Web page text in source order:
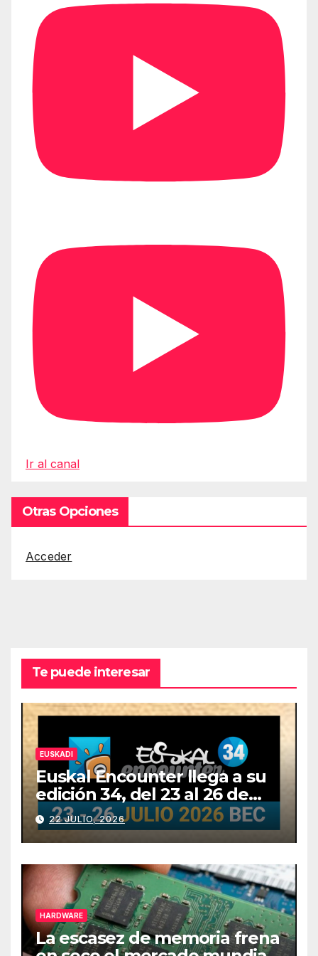
Ir al canal
Otras Opciones
Acceder
Te puede interesar
EUSKADI
Euskal Encounter llega a su
edición 34, del 23 al 26 de
julio
22 JULIO, 2026
HARDWARE
La escasez de memoria frena